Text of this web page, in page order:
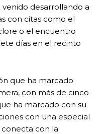
desarrollando a
con citas como el
o el encuentro
días en el recinto
que ha marcado
con más de cinco
ha marcado con su
con una especial
con la